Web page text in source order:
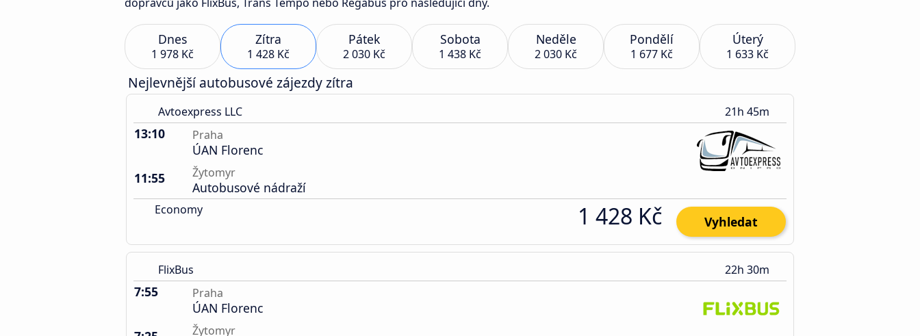
Dnes
1 978 Kč
Zítra
1 428 Kč
Pátek
2 030 Kč
Sobota
1 438 Kč
Neděle
2 030 Kč
Pondělí
1 677 Kč
Úterý
1 633 Kč
Nejlevnější autobusové zájezdy zítra
Avtoexpress LLC 21h 45m
13:10 Praha
ÚAN Florenc
11:55
Žytomyr
Autobusové nádraží
Economy 1 428 Kč Vyhledat
FlixBus 22h 30m
7:55 Praha
ÚAN Florenc
Žytomyr